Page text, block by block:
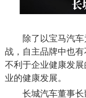
除了以宝马汽
战，自主品牌中也
不利于企业健康发
业的健康发展。
长城汽车董事